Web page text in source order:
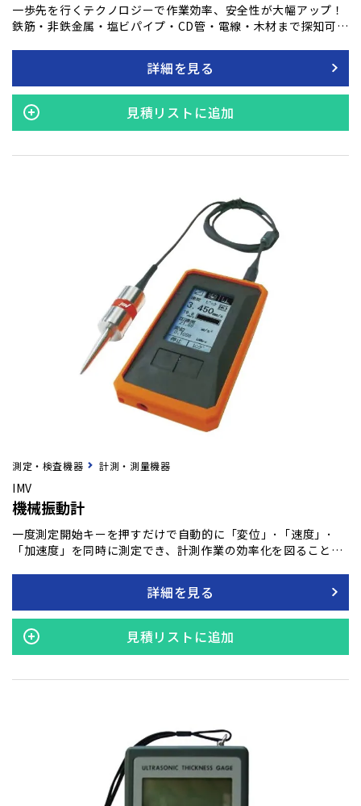
一歩先を行くテクノロジーで作業効率、安全性が大幅アップ！
鉄筋・非鉄金属・塩ビパイプ・CD管・電線・木材まで探知可能
（１）モード(最大深さ80mm) レンガやコンクリートの中か
ら対象物を探知します。 ・コンクリート（２）モード(最大深
さ150mm) コンクリートの中の対象物を探知します。
詳細を見る
見積リストに追加
測定・検査機器 計測・測量機器
IMV
機械振動計
一度測定開始キーを押すだけで自動的に「変位」･「速度」･
「加速度」を同時に測定でき、計測作業の効率化を図ることが
詳細を見る
見積リストに追加